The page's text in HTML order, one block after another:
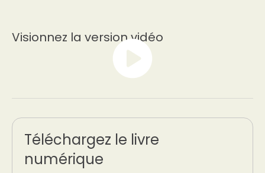
Visionnez la version vidéo
Téléchargez le livre
numérique